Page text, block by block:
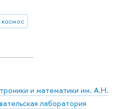
космос
и математики им. А.Н.
лаборатория